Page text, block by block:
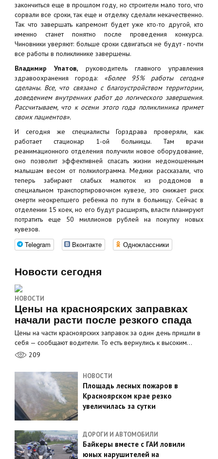
закончиться еще в прошлом году, но строители мало того, что
сорвали все сроки, так еще и отделку сделали некачественно.
Так что завершать капремонт будет уже кто-то другой, кто
именно станет понятно после проведения конкурса.
Чиновники уверяют: больше сроки сдвигаться не будут - почти
все работы в поликлинике завершены.
Владимир Упатов, руководитель главного управления
здравоохранения города: «Более 95% работы сегодня
сделаны. Все, что связано с благоустройством территории,
доведением внутренних работ до логического завершения.
Рассчитываем, что к осени этого года поликлиника примет
своих пациентов».
И сегодня же специалисты Горздрава проверяли, как
работает стационар 1-ой больницы. Там врачи
реанимационного отделения получили новое оборудование,
оно позволит эффективней спасать жизни недоношенным
малышам весом от полкилограмма. Медики рассказали, что
теперь забирают слабых малюток из роддомов в
специальном транспортировочном кувезе, это снижает риск
смерти неокрепшего ребенка по пути в больницу. Сейчас в
отделении 15 коек, но его будут расширять, власти планируют
потратить еще 50 миллионов рублей на покупку новых
кувезов.
Telegram Вконтакте Одноклассники
Новости сегодня
НОВОСТИ
Цены на красноярских заправках
начали расти после резкого спада
Цены на части красноярских заправок за один день пришли в
себя — сообщают водители. То есть вернулись к высоким…
209
НОВОСТИ
Площадь лесных пожаров в
Красноярском крае резко
увеличилась за сутки
ДОРОГИ И АВТОМОБИЛИ
Байкеры вместе с ГАИ ловили
юных нарушителей на